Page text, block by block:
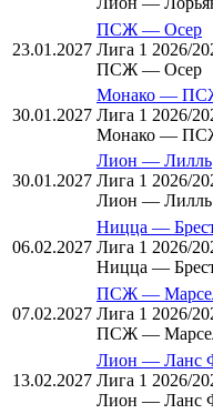
23.01.2027
ПСЖ — Осер
Лига 1 2026/
ПСЖ — Осер
30.01.2027
Монако —
Лига 1 2026/
Монако —
30.01.2027
Лион — Лилль
Лига 1 2026/
Лион — Лилль
06.02.2027
Ницца —
Лига 1 2026/
Ницца —
07.02.2027
ПСЖ —
Лига 1 2026/
ПСЖ —
13.02.2027
Лион — Ланс
Лига 1 2026/
Лион — Ланс